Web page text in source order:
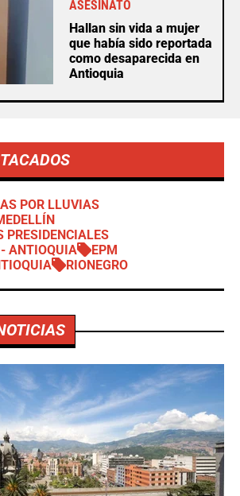
ASESINATO
Hallan sin vida a mujer
que había sido reportada
como desaparecida en
Antioquia
POR LLUVIAS
PRESIDENCIALES
ANTIOQUIA
EPM
RIONEGRO